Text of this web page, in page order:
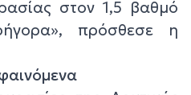
στον 1,5 βαθμό
πρόσθεσε η